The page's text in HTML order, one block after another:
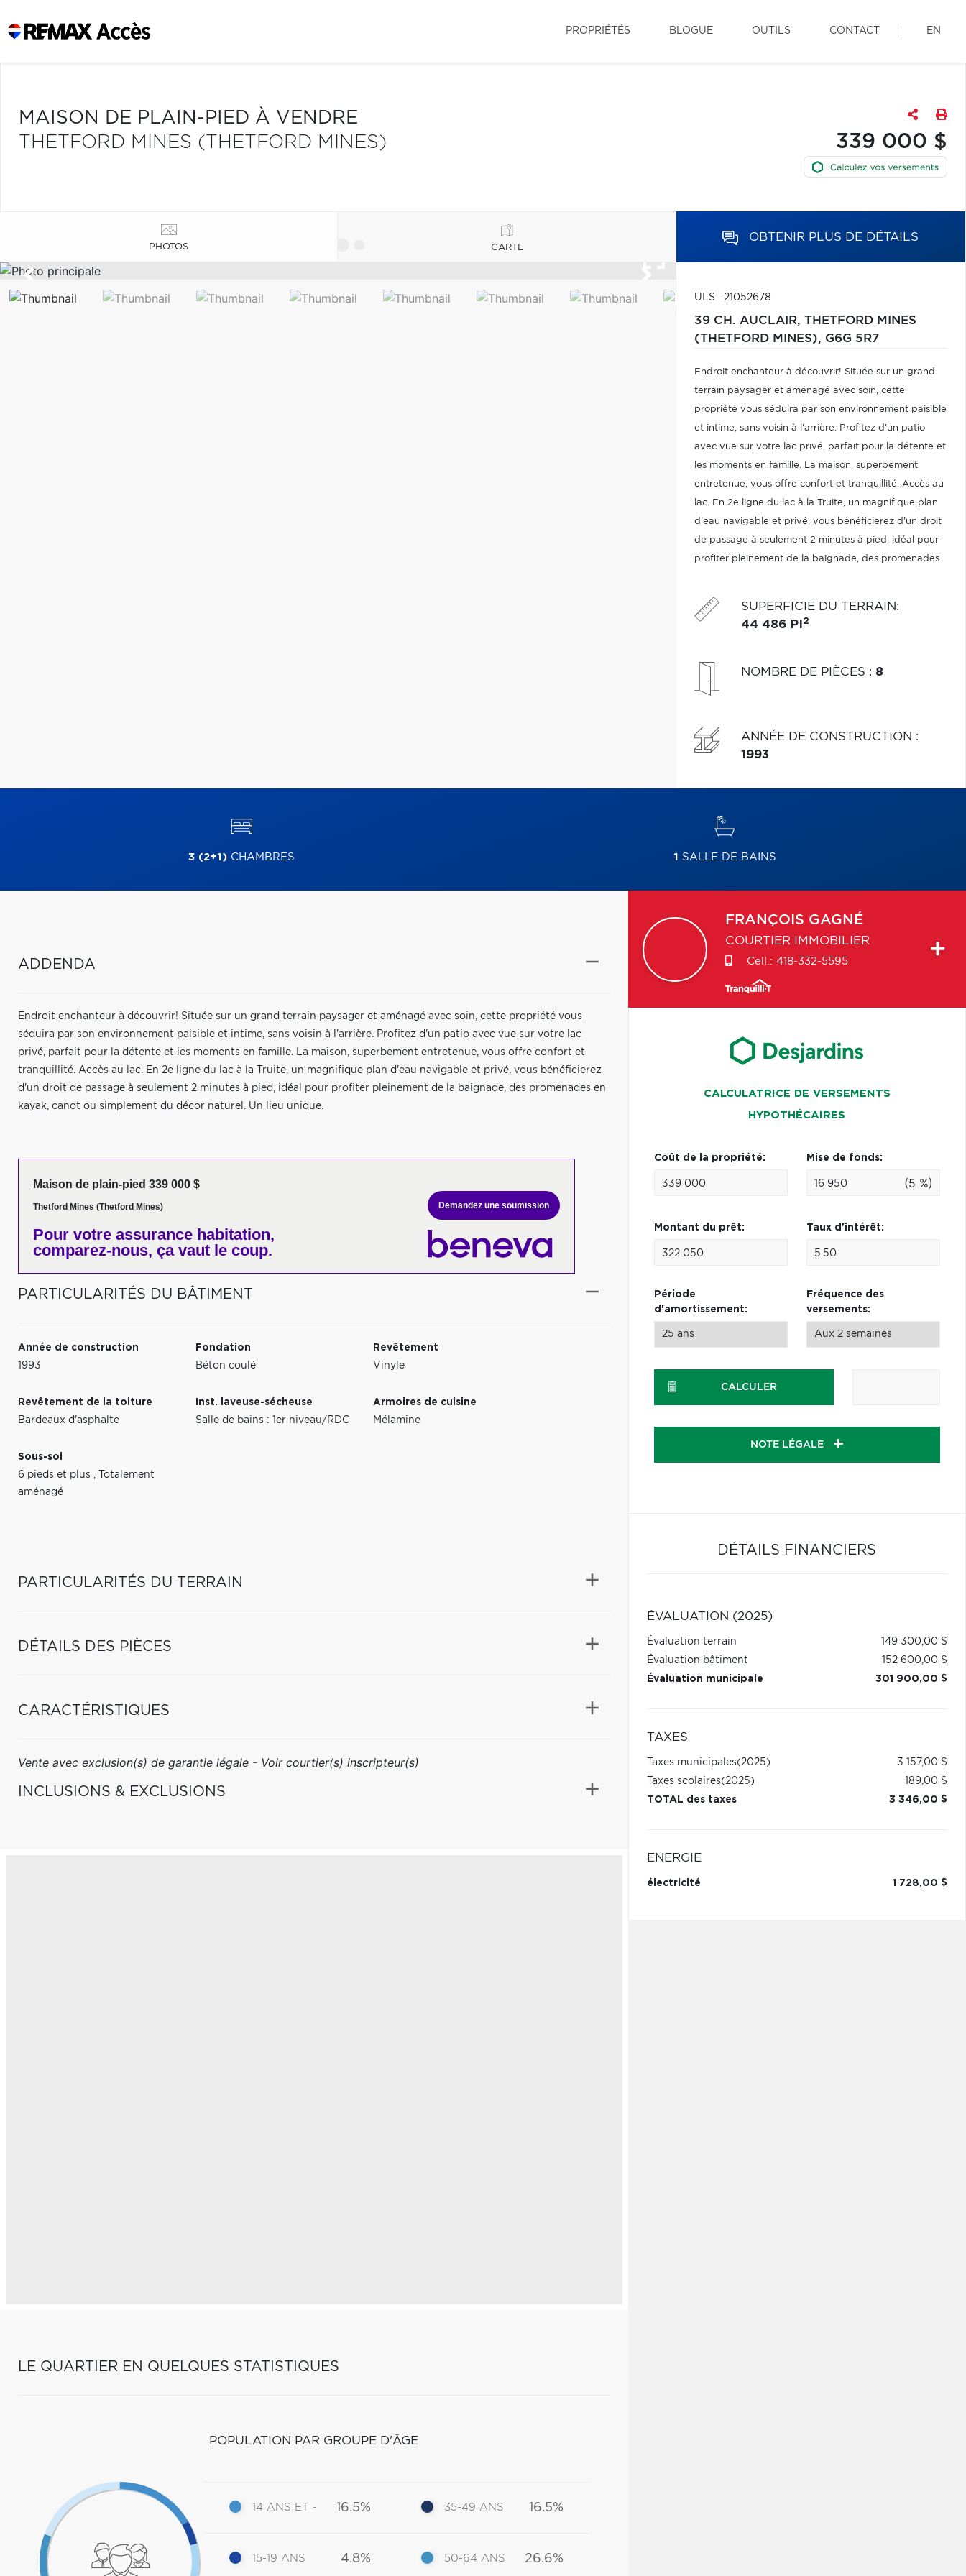
PROPRIÉTÉS BLOGUE OUTILS CONTACT EN
MAISON DE PLAIN-PIED À VENDRE
THETFORD MINES (THETFORD MINES)
339 000 $
PHOTOS CARTE
OBTENIR PLUS DE DÉTAILS
ULS : 21052678
39 CH. AUCLAIR, THETFORD MINES
(THETFORD MINES), G6G 5R7
Endroit enchanteur à découvrir! Située sur un grand
terrain paysager et aménagé avec soin, cette
propriété vous séduira par son environnement paisible
et intime, sans voisin à l'arrière. Profitez d'un patio
avec vue sur votre lac privé, parfait pour la détente et
les moments en famille. La maison, superbement
entretenue, vous offre confort et tranquillité. Accès au
lac. En 2e ligne du lac à la Truite, un magnifique plan
d'eau navigable et privé, vous bénéficierez d'un droit
de passage à seulement 2 minutes à pied, idéal pour
profiter pleinement de la baignade, des promenades
lieu unique.
SUPERFICIE DU TERRAIN:
44 486 PI 2
NOMBRE DE PIÈCES : 8
ANNÉE DE CONSTRUCTION :
1993
3 (2+1) CHAMBRES 1 SALLE DE BAINS
ADDENDA
Endroit enchanteur à découvrir! Située sur un grand terrain paysager et aménagé avec soin, cette propriété vous
séduira par son environnement paisible et intime, sans voisin à l'arrière. Profitez d'un patio avec vue sur votre lac
privé, parfait pour la détente et les moments en famille. La maison, superbement entretenue, vous offre confort et
tranquillité. Accès au lac. En 2e ligne du lac à la Truite, un magnifique plan d'eau navigable et privé, vous bénéficierez
d'un droit de passage à seulement 2 minutes à pied, idéal pour profiter pleinement de la baignade, des promenades en
kayak, canot ou simplement du décor naturel. Un lieu unique.
Maison de plain-pied 339 000 $
Thetford Mines (Thetford Mines)
Pour votre assurance habitation,
comparez-nous, ça vaut le coup.
Demandez une soumission
PARTICULARITÉS DU BÂTIMENT
Année de construction
1993
Fondation
Béton coulé
Revêtement
Vinyle
Revêtement de la toiture
Bardeaux d'asphalte
Inst. laveuse-sécheuse
Salle de bains : 1er niveau/RDC
Armoires de cuisine
Mélamine
Sous-sol
6 pieds et plus ,
Totalement
aménagé
PARTICULARITÉS DU TERRAIN
DÉTAILS DES PIÈCES
CARACTÉRISTIQUES
Vente avec exclusion(s) de garantie légale - Voir courtier(s) inscripteur(s)
INCLUSIONS & EXCLUSIONS
LE QUARTIER EN QUELQUES STATISTIQUES
POPULATION PAR GROUPE D'ÂGE
14 ANS ET - 16.5%
15-19 ANS 4.8%
35-49 ANS 16.5%
50-64 ANS 26.6%
FRANÇOIS GAGNÉ
COURTIER IMMOBILIER
Cell.: 418-332-5595
CALCULATRICE DE VERSEMENTS
HYPOTHÉCAIRES
Coût de la propriété: Mise de fonds:
(5 %)
Montant du prêt: Taux d'intérêt:
Période
d'amortissement:
Fréquence des
versements:
CALCULER
NOTE LÉGALE
DÉTAILS FINANCIERS
ÉVALUATION (2025)
Évaluation terrain
149 300,00 $
Évaluation bâtiment
152 600,00 $
Évaluation municipale
301 900,00 $
TAXES
Taxes municipales(2025)
3 157,00 $
Taxes scolaires(2025)
189,00 $
TOTAL des taxes
3 346,00 $
ÉNERGIE
électricité 1 728,00 $